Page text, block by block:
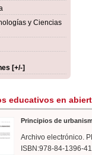
y Ciencias
[+/-]
educativos en
Principios de
Archivo electrónico.
ISBN:978-84-1396-